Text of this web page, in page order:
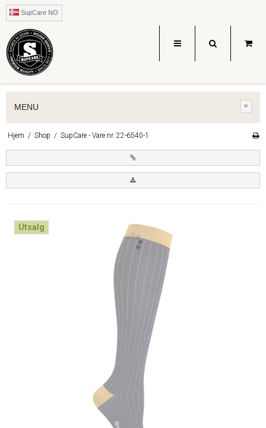
SupCare NO
MENU
Hjem / Shop / SupCare - Vare nr. 22-6540-1
Utsalg